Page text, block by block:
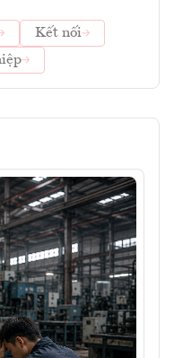
Kết nối